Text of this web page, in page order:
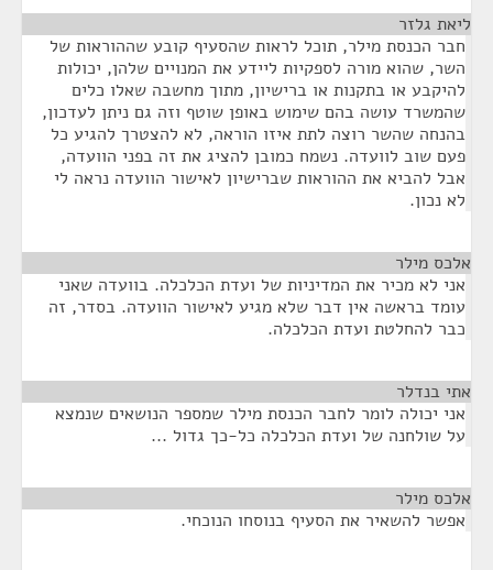
ליאת גלזר
חבר הכנסת מילר, תוכל לראות שהסעיף קובע שההוראות של
השר, שהוא מורה לספקיות ליידע את המנויים שלהן, יכולות
להיקבע או בתקנות או ברישיון, מתוך מחשבה שאלו כלים
שהמשרד עושה בהם שימוש באופן שוטף וזה גם ניתן לעדכון,
בהנחה שהשר רוצה לתת איזו הוראה, לא להצטרך להגיע כל
פעם שוב לוועדה. נשמח כמובן להציג את זה בפני הוועדה,
אבל להביא את ההוראות שברישיון לאישור הוועדה נראה לי
לא נכון.
אלכס מילר
אני לא מכיר את המדיניות של ועדת הכלכלה. בוועדה שאני
עומד בראשה אין דבר שלא מגיע לאישור הוועדה. בסדר, זה
כבר להחלטת ועדת הכלכלה.
אתי בנדלר
אני יכולה לומר לחבר הכנסת מילר שמספר הנושאים שנמצא
על שולחנה של ועדת הכלכלה כל-כך גדול ...
אלכס מילר
אפשר להשאיר את הסעיף בנוסחו הנוכחי.